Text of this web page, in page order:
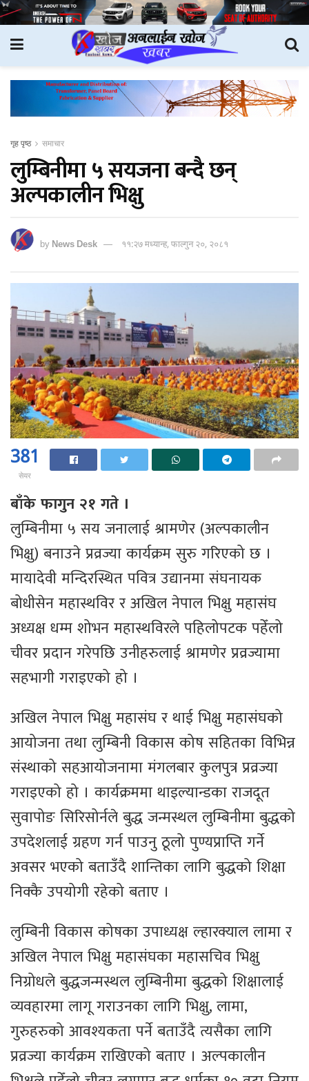
गृह पृष्ठ समाचार
लुम्बिनीमा ५ सयजना बन्दै छन्
अल्पकालीन भिक्षु
byNews Desk ११:२७ मध्यान्ह, फाल्गुन २०, २०८१
381
सेयर
बाँके फागुन २१ गते ।
लुम्बिनीमा ५ सय जनालाई श्रामणेर (अल्पकालीन
भिक्षु) बनाउने प्रव्रज्या कार्यक्रम सुरु गरिएको छ ।
मायादेवी मन्दिरस्थित पवित्र उद्यानमा संघनायक
बोधीसेन महास्थविर र अखिल नेपाल भिक्षु महासंघ
अध्यक्ष धम्म शोभन महास्थविरले पहिलोपटक पहेँलो
चीवर प्रदान गरेपछि उनीहरुलाई श्रामणेर प्रव्रज्यामा
सहभागी गराइएको हो ।
अखिल नेपाल भिक्षु महासंघ र थाई भिक्षु महासंघको
आयोजना तथा लुम्बिनी विकास कोष सहितका विभिन्न
संस्थाको सहआयोजनामा मंगलबार कुलपुत्र प्रव्रज्या
गराइएको हो । कार्यक्रममा थाइल्यान्डका राजदूत
सुवापोङ सिरिसोर्नले बुद्ध जन्मस्थल लुम्बिनीमा बुद्धको
उपदेशलाई ग्रहण गर्न पाउनु ठूलो पुण्यप्राप्ति गर्ने
अवसर भएको बताउँदै शान्तिका लागि बुद्धको शिक्षा
निक्कै उपयोगी रहेको बताए ।
लुम्बिनी विकास कोषका उपाध्यक्ष ल्हारक्याल लामा र
अखिल नेपाल भिक्षु महासंघका महासचिव भिक्षु
निग्रोधले बुद्धजन्मस्थल लुम्बिनीमा बुद्धको शिक्षालाई
व्यवहारमा लागू गराउनका लागि भिक्षु, लामा,
गुरुहरुको आवश्यकता पर्ने बताउँदै त्यसैका लागि
प्रव्रज्या कार्यक्रम राखिएको बताए । अल्पकालीन